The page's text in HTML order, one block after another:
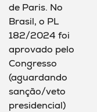
de Paris. No
Brasil, o PL
182/2024 foi
aprovado pelo
Congresso
(aguardando
sanção/veto
presidencial)